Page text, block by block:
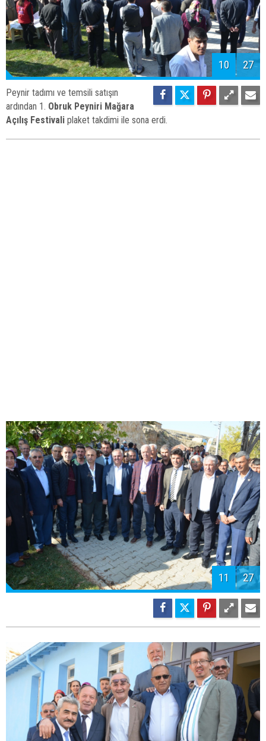
10 27
Peynir tadımı ve temsili satışın
ardından 1. Obruk Peyniri Mağara
Açılış Festivali plaket takdimi ile sona erdi.
11 27